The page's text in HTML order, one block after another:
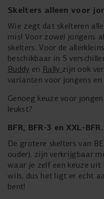
Skelters alleen voor
Wie zegt dat skelteren
mis! Voor zowel jongens
skelters. Voor de
beschikbaar in 5
Buddy en Rally zijn ook
varianten voor jongens en
Genoeg keuze voor
leukst?
BFR, BFR-3 en XXL-
De grotere skelters van
ouder), zijn verkrijgbaar
waar je zelf een keuze uit
wils, dus het ligt er echt
bent!